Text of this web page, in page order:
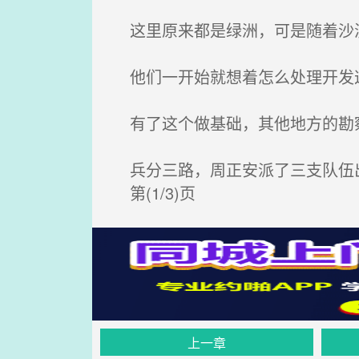
这里原来都是绿洲，可是随着沙
他们一开始就想着怎么处理开发
有了这个做基础，其他地方的勘
兵分三路，周正安派了三支队伍
第(1/3)页
上一章